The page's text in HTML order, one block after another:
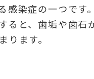
感染症の一つです
ると、歯垢や歯石
ります。